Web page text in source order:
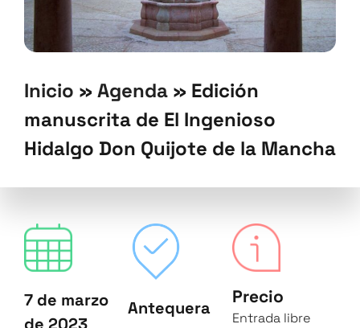
Inicio » Agenda » Edición
manuscrita de El Ingenioso
Hidalgo Don Quijote de la Mancha
7 de marzo
Antequera
Precio
Entrada libre